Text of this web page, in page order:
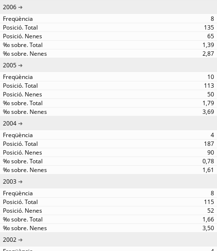
2006
8
135
65
1,39
2,87
2005
10
113
50
1,79
3,69
2004
4
187
90
0,78
1,61
2003
8
115
52
1,66
3,50
2002